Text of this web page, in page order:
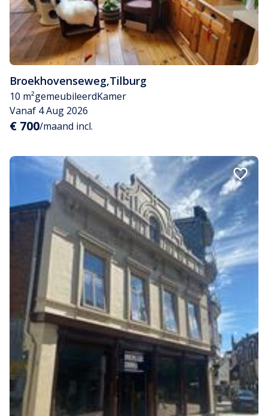
Broekhovenseweg,Tilburg
10 m²gemeubileerdKamer
Vanaf 4 Aug 2026
€ 700/maand incl.